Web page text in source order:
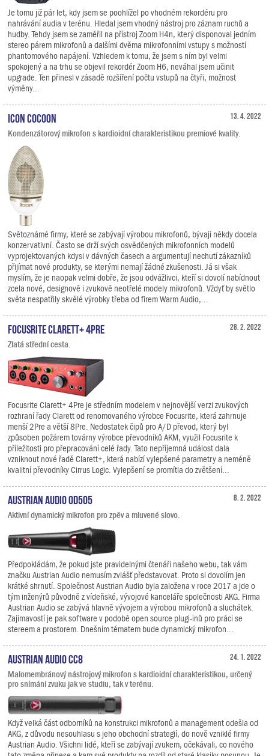
Je tomu již pár let, kdy jsem se poohlížel po vhodném rekordéru pro
nahrávání audia v terénu. Hledal jsem vhodný nástroj pro záznam ruchů a
hudby. Tehdy jsem se zaměřil na přístroj Zoom H4n, který disponoval jedním
stereo párem mikrofonů a dalšími dvěma mikrofonními vstupy s možností
phantomového napájení. Vzhledem k tomu, že jsem s ním byl velmi
spokojený a na trhu se objevil rekordér Zoom H6, neváhal jsem učinit
upgrade. Ten přinesl v zásadě rozšíření počtu vstupů na čtyři, možnost
výměny...
13. 4. 2022
iCON Cocoon
Kondenzátorový mikrofon s kardioidní charakteristikou premiové kvality.
Světoznámé firmy, které se zabývají výrobou mikrofonů, bývají někdy docela
konzervativní. Často se drží svých osvědčených mikrofonních modelů
vyprojektovaných kdysi v dávných časech a argumentují nechutí zákazníků
přijímat nové produkty, se kterými nemají žádné zkušenosti. Já si však
myslím, že je naopak velmi dobře, že jsou odvážlivci, kteří si dovolí nabídnout
zcela nové, designově i zvukově neotřelé modely mikrofonů. Vždyť by světlo
světa nespatřily skvělé výrobky třeba od firem Warm Audio,...
28. 2. 2022
Focusrite Clarett+ 4Pre
Zlatá střední cesta.
Focusrite Clarett+ 4Pre je středním modelem v nejnovější verzi zvukových
rozhraní řady Clarett od renomovaného výrobce Focusrite, která zahrnuje
menší 2Pre a větší 8Pre. Nedostatek čipů pro A/D převod, který byl
způsoben požárem továrny výrobce převodníků AKM, využil Focusrite k
příležitosti pro přepracování celé řady. Tato nepříjemná událost dala
vzniknout nové řadě Clarett+, která nabízí vylepšené parametry a neméně
kvalitní převodníky Cirrus Logic. Vylepšení se promítla do zvětšení...
8. 2. 2022
Austrian Audio OD505
Aktivní dynamický mikrofon pro zpěv a mluvené slovo.
Předpokládám, že pokud jste pravidelnými čtenáři našeho webu, tak vám
značku Austrian Audio nemusím zvlášť představovat. Proto si dovolím jen
krátké shrnutí. Společnost Austrian Audio byla založena v roce 2017 a jde o
tým inženýrů původně z vídeňské, vývojové kanceláře společnosti AKG. Firma
Austrian Audio se zabývá hlavně vývojem a výrobou mikrofonů a sluchátek.
Zajímavostí je pak software v podobě open source plugi-inů pro práci se
stereem a prostorem. Dnešním tématem bude dynamický mikrofon...
24. 1. 2022
Austrian Audio CC8
Malomembránový nástrojový mikrofon s kardioidní charakteristikou, určený
pro snímání zvuku jak ve studiu, tak v terénu.
Když velká část odborníků na konstrukci mikrofonů a management odešla od
AKG, z důvodu nesouhlasu s jeho obchodní strategií, do nově vzniklé firmy
Austrian Audio. Všichni lidé, kteří se zabývají zvukem, očekávali, co nového